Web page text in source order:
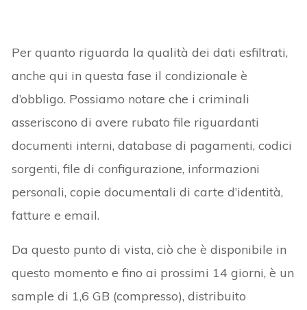
Per quanto riguarda la qualità dei dati esfiltrati,
anche qui in questa fase il condizionale è
d’obbligo. Possiamo notare che i criminali
asseriscono di avere rubato file riguardanti
documenti interni, database di pagamenti, codici
sorgenti, file di configurazione, informazioni
personali, copie documentali di carte d’identità,
fatture e email.
Da questo punto di vista, ciò che è disponibile in
questo momento e fino ai prossimi 14 giorni, è un
sample di 1,6 GB (compresso), distribuito